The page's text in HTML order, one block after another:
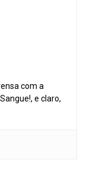
com a
e claro,